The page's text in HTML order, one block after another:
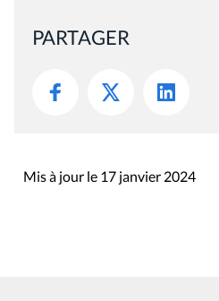
PARTAGER
Mis à jour le 17 janvier 2024